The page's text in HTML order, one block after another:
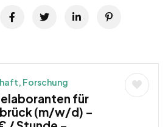
Forschung
für
(m/w/d) –